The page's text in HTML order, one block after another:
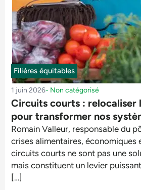
Filières équitables
1 juin 2026- Non catégorisé
Circuits courts : relocaliser
pour transformer nos
Romain Valleur, responsable du
crises alimentaires, économiques
circuits courts ne sont pas une
mais constituent un levier
[…]